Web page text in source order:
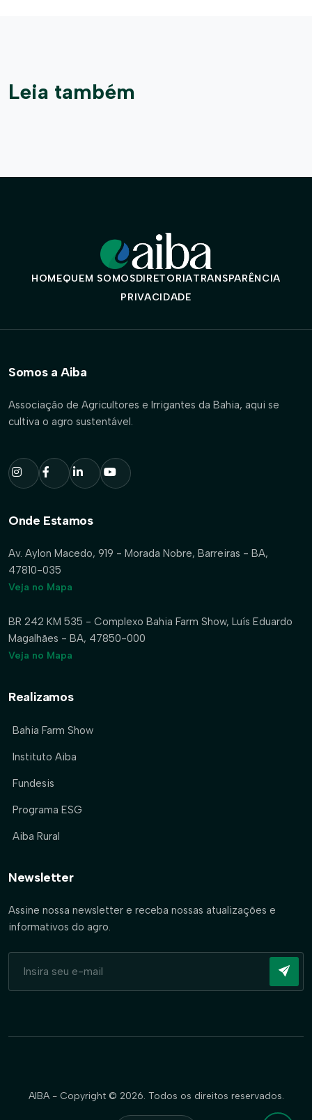
Leia também
HOMEQUEM SOMOSDIRETORIATRANSPARÊNCIA
PRIVACIDADE
Somos a Aiba
Associação de Agricultores e Irrigantes da Bahia, aqui se
cultiva o agro sustentável.
Onde Estamos
Av. Aylon Macedo, 919 - Morada Nobre, Barreiras - BA,
47810-035
Veja no Mapa
BR 242 KM 535 - Complexo Bahia Farm Show, Luís Eduardo
Magalhães - BA, 47850-000
Veja no Mapa
Realizamos
Bahia Farm Show
Instituto Aiba
Fundesis
Programa ESG
Aiba Rural
Newsletter
Assine nossa newsletter e receba nossas atualizações e
informativos do agro.
AIBA - Copyright © 2026. Todos os direitos reservados.